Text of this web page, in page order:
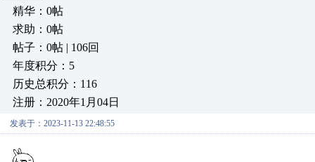
精华：0帖
求助：0帖
帖子：0帖 | 106回
年度积分：5
历史总积分：116
注册：2020年1月04日
发表于：2023-11-13 22:48:55